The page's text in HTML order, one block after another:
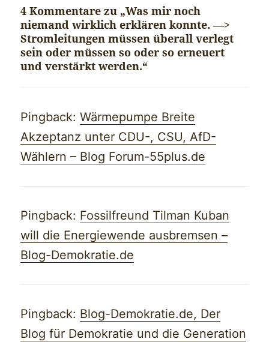
4 Kommentare zu „Was mir noch
niemand wirklich erklären konnte. —>
Stromleitungen müssen überall verlegt
sein oder müssen so oder so erneuert
und verstärkt werden.“
Pingback:Wärmepumpe Breite
Akzeptanz unter CDU-, CSU, AfD-
Wählern – Blog Forum-55plus.de
Pingback: Fossilfreund Tilman Kuban
will die Energiewende ausbremsen –
Blog-Demokratie.de
Pingback: Blog-Demokratie.de, Der
Blog für Demokratie und die Generation